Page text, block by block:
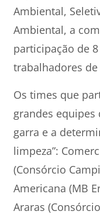
Ambiental,
Ambiental, a
participação de
trabalhadores
Os times que
grandes
garra e a
limpeza”:
(Consórcio
Americana (MB
Araras